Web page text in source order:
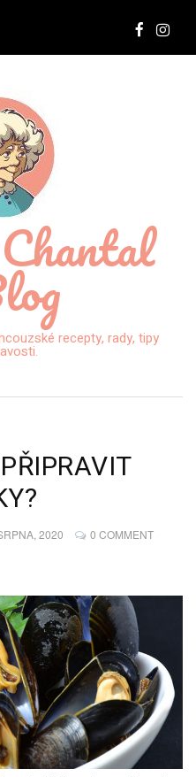
recepty, rady, tipy
2020 0 COMMENT